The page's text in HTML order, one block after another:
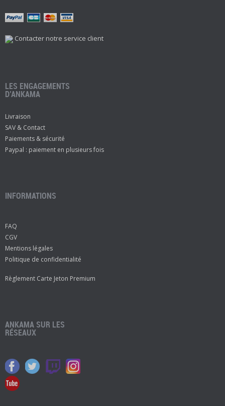
Contacter notre service client
LES ENGAGEMENTS
D’ANKAMA
Livraison
SAV & Contact
Paiements & sécurité
Paypal : paiement en plusieurs fois
INFORMATIONS
FAQ
CGV
Mentions légales
Politique de confidentialité
Règlement Carte Jeton Premium
ANKAMA SUR LES
RÉSEAUX